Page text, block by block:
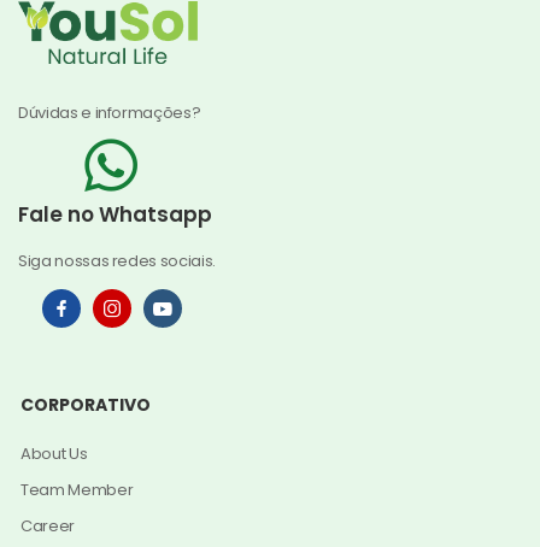
Dúvidas e informações?
Fale no Whatsapp
Siga nossas redes sociais.
CORPORATIVO
About Us
Team Member
Career